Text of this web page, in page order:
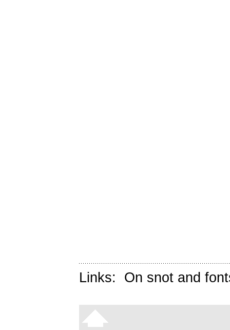
Links: On snot and